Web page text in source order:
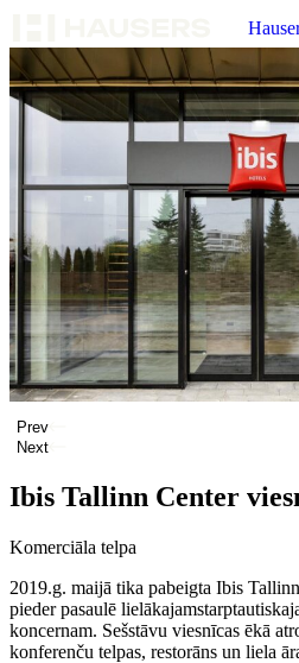
Prev
Next
Ibis Tallinn Center
Komerciāla telpa
2019.g. maijā tika pabeigta Ibis Tallinn
pieder pasaulē
koncernam. Sešstāvu viesnīcas ēkā
konferenču telpas, restorāns un liela